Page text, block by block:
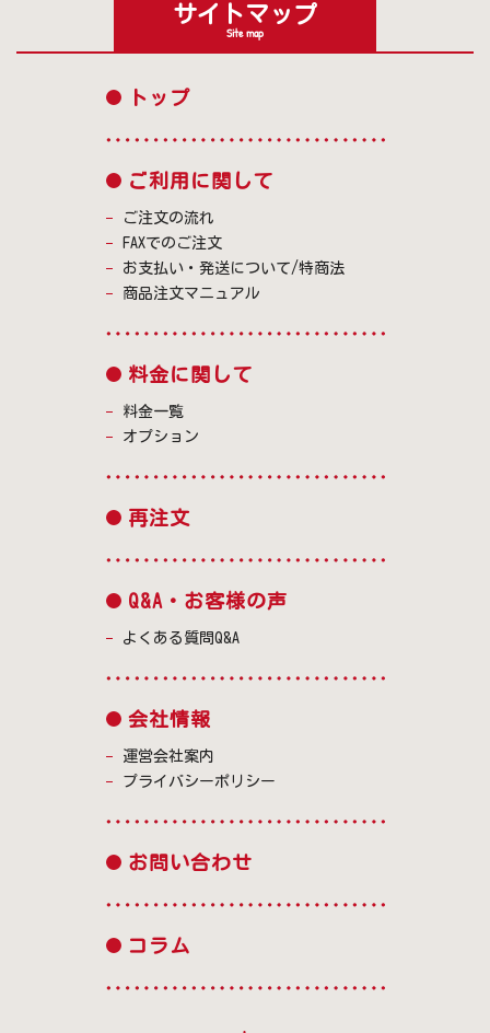
サイトマップ
Site map
トップ
ご利用に関して
ご注文の流れ
FAXでのご注文
お支払い・発送について/特商法
商品注文マニュアル
料金に関して
料金一覧
オプション
再注文
Q&A・お客様の声
よくある質問Q&A
会社情報
運営会社案内
プライバシーポリシー
お問い合わせ
コラム